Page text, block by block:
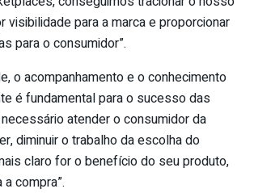
visibilidade para a marca e proporcionar
para o consumidor”.
o acompanhamento e o conhecimento
é fundamental para o sucesso das
necessário atender o consumidor da
diminuir o trabalho da escolha do
claro for o benefício do seu produto,
compra”.